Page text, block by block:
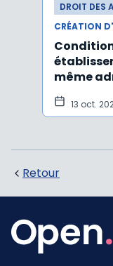
DROIT DES
CRÉATION
même
Sirene
13 oct.
Retour